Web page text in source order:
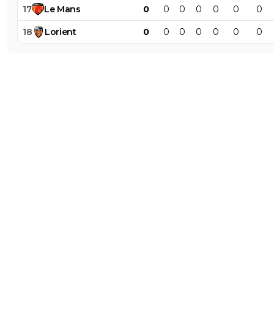
17 Le Mans 0 0 0 0 0 0 0
18 Lorient 0 0 0 0 0 0 0